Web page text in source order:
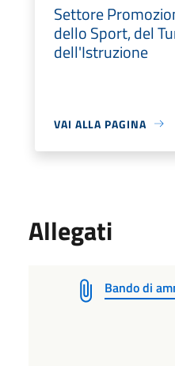
Settore
dello Sport, del
dell'Istruzione
VAI ALLA PAGINA
Allegati
Bando di